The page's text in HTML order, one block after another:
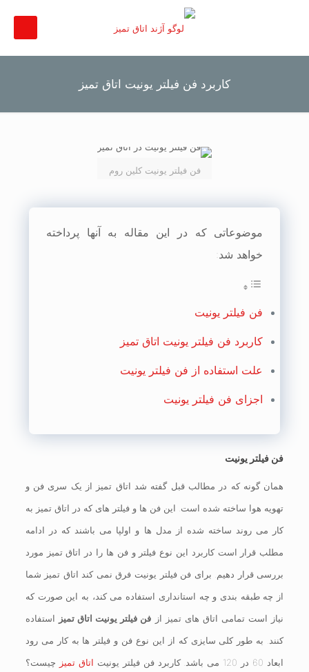
کاربرد فن فیلتر یونیت اتاق تمیز
فن فیلتر یونیت کلین روم
موضوعاتی که در این مقاله به آنها پرداخته
خواهد شد:
فن فیلتر یونیت
کاربرد فن فیلتر یونیت اتاق تمیز
علت استفاده از فن فیلتر یونیت
اجزای فن فیلتر یونیت
فن فیلتر یونیت
همان گونه که در مطالب قبل گفته شد اتاق تمیز از یک سری فن و
تهویه هوا ساخته شده است. این فن ها و فیلتر های که در اتاق تمیز به
کار می روند ساخته شده از مدل ها و اولپا می باشند که در ادامه
مطلب قرار است کاربرد این نوع فیلتر و فن ها را در اتاق تمیز مورد
بررسی قرار دهیم. برای فن فیلتر یونیت فرق نمی کند اتاق تمیز شما
از چه طبقه بندی و چه استانداری استفاده می کند، به این صورت که
نیاز است تمامی اتاق های تمیز از فن فیلتر یونیت اتاق تمیز
استفاده
کنند. به طور کلی سایزی که از این نوع فن و فیلتر ها به کار می رود
ابعاد 60 در 120 می باشد. کاربرد فن فیلتر یونیت
اتاق تمیز
چیست؟